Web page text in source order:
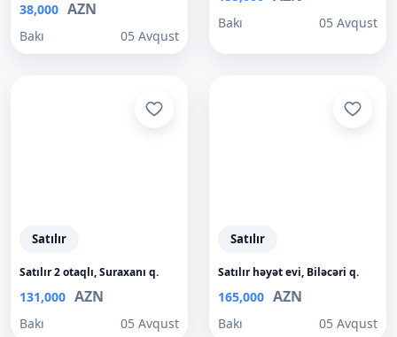
38,000 AZN
Bakı 05 Avqust
Bakı 05 Avqust
Satılır
Satılır 2 otaqlı, Suraxanı q.
131,000 AZN
Bakı 05 Avqust
Satılır
Satılır həyət evi, Biləcəri q.
165,000 AZN
Bakı 05 Avqust